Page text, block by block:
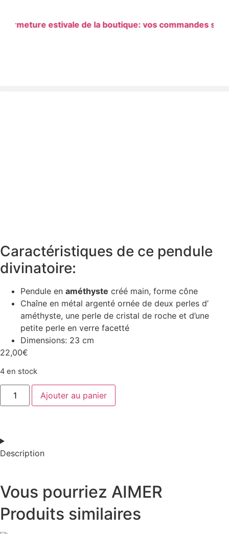
estivale de la boutique: vos commandes seront
Caractéristiques de ce pendule
divinatoire:
Pendule en améthyste créé main, forme cône
Chaîne en métal argenté ornée de deux perles d’
améthyste, une perle de cristal de roche et d’une
petite perle en verre facetté
Dimensions: 23 cm
22,00€
4 en stock
Ajouter au panier
Description
Vous pourriez AIMER
Produits similaires